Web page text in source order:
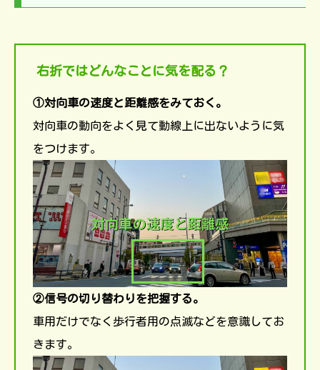
右折ではどんなことに気を配る？
①対向車の速度と距離感をみておく。
対向車の動向をよく見て動線上に出ないように気
をつけます。
②信号の切り替わりを把握する。
車用だけでなく歩行者用の点滅などを意識してお
きます。